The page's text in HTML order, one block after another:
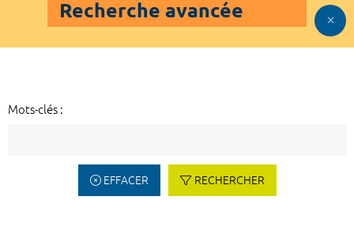
Recherche avancée
Mots-clés :
EFFACER RECHERCHER